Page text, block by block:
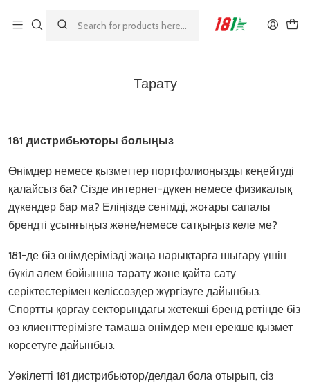
Тарату
181 дистрибьюторы болыңыз
Өнімдер немесе қызметтер портфолиоңызды кеңейтуді
қалайсыз ба? Сізде интернет-дүкен немесе физикалық
дүкендер бар ма? Еліңізде сенімді, жоғары сапалы
брендті ұсынғыңыз және/немесе сатқыңыз келе ме?
181-де біз өнімдерімізді жаңа нарықтарға шығару үшін
бүкіл әлем бойынша тарату және қайта сату
серіктестерімен келіссөздер жүргізуге дайынбыз.
Спортты қорғау секторындағы жетекші бренд ретінде біз
өз клиенттерімізге тамаша өнімдер мен ерекше қызмет
көрсетуге дайынбыз.
Уәкілетті 181 дистрибьютор/делдал бола отырып, сіз